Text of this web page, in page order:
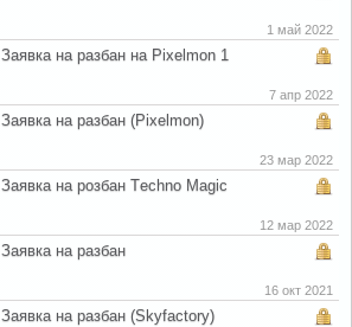
1 май 2022
Заявка на разбан на Pixelmon 1
7 апр 2022
Заявка на разбан (Pixelmon)
23 мар 2022
Заявка на розбан Тechno Magic
12 мар 2022
Заявка на разбан
16 окт 2021
Заявка на разбан (Skyfactory)